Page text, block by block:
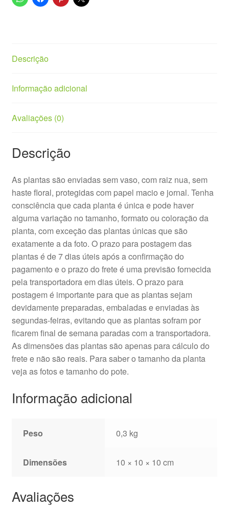
Descrição
Informação adicional
Avaliações (0)
Descrição
As plantas são enviadas sem vaso, com raiz nua, sem
haste floral, protegidas com papel macio e jornal. Tenha
consciência que cada planta é única e pode haver
alguma variação no tamanho, formato ou coloração da
planta, com exceção das plantas únicas que são
exatamente a da foto. O prazo para postagem das
plantas é de 7 dias úteis após a confirmação do
pagamento e o prazo do frete é uma previsão fornecida
pela transportadora em dias úteis. O prazo para
postagem é importante para que as plantas sejam
devidamente preparadas, embaladas e enviadas às
segundas-feiras, evitando que as plantas sofram por
ficarem final de semana paradas com a transportadora.
As dimensões das plantas são apenas para cálculo do
frete e não são reais. Para saber o tamanho da planta
veja as fotos e tamanho do pote.
Informação adicional
Peso 0,3 kg
Dimensões 10 × 10 × 10 cm
Avaliações